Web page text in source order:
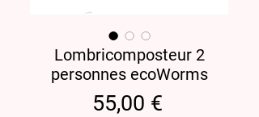
Lombricomposteur 2
personnes ecoWorms
55,00 €Prix